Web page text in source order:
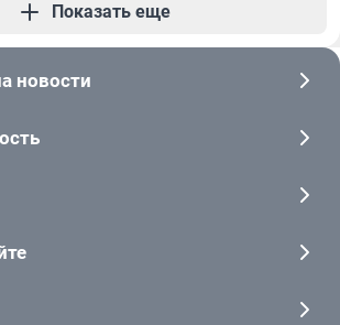
Показать еще
новости